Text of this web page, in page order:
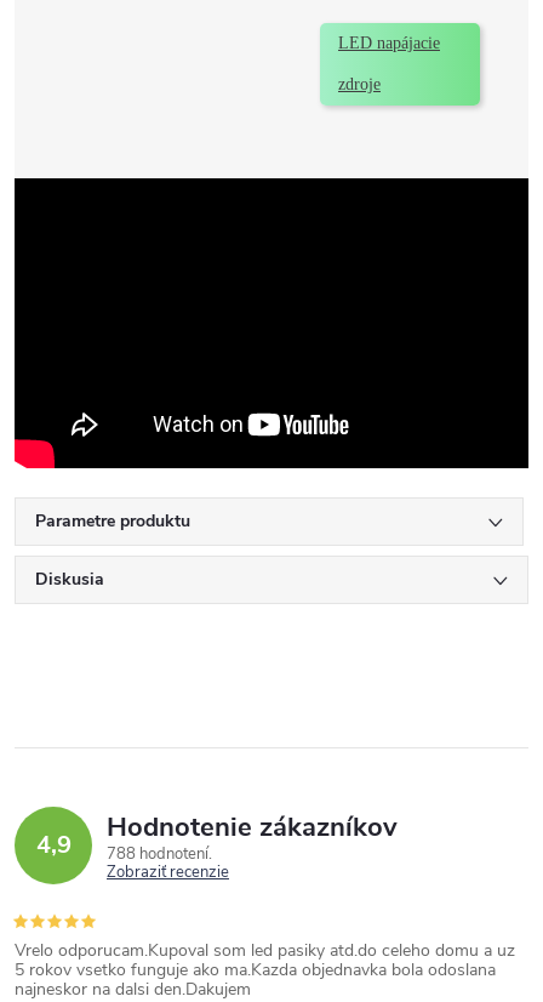
LED napájacie
zdroje
Parametre produktu
Diskusia
4,9 Hodnotenie zákazníkov
788 hodnotení
Zobraziť recenzie
Vrelo odporucam.Kupoval som led pasiky atd.do celeho domu a uz
5 rokov vsetko funguje ako ma.Kazda objednavka bola odoslana
najneskor na dalsi den.Dakujem